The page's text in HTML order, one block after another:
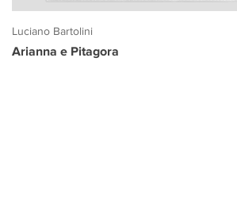
Luciano Bartolini
Arianna e Pitagora